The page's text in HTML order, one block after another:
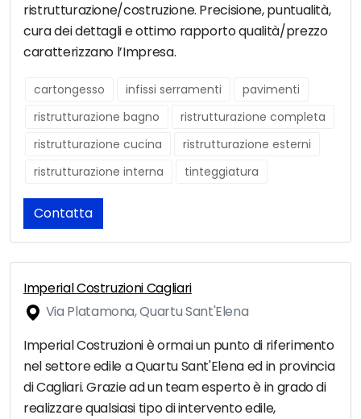
ristrutturazione/costruzione. Precisione, puntualità,
cura dei dettagli e ottimo rapporto qualità/prezzo
caratterizzano l’Impresa.
cartongesso infissi serramenti
pavimenti
ristrutturazione bagno
ristrutturazione completa
ristrutturazione cucina
ristrutturazione esterni
ristrutturazione interna
tinteggiatura
Contatta
Imperial Costruzioni Cagliari
Via Platamona, Quartu Sant'Elena
Imperial Costruzioni è ormai un punto di riferimento
nel settore edile a Quartu Sant'Elena ed in provincia
di Cagliari. Grazie ad un team esperto è in grado di
realizzare qualsiasi tipo di intervento edile,